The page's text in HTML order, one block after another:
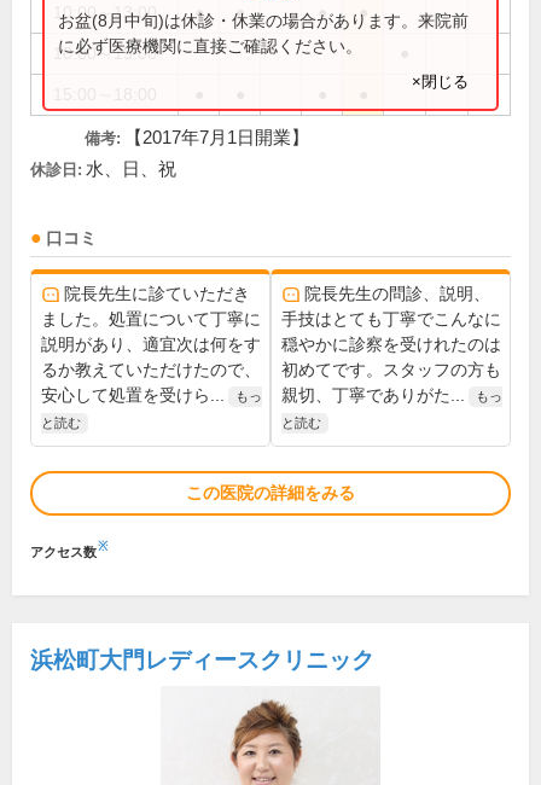
10:00～13:00 ● ● ● ●
10:00～15:00
お盆(8月中旬)は休診・休業の場合があります。来院前
に必ず医療機関に直接ご確認ください。
×閉じる
備考: 【2017年7月1日開業】
休診日: 水、日、祝
口コミ
院長先生に診ていただき
ました。処置について丁寧に
説明があり、適宜次は何をす
るか教えていただけたので、
安心して処置を受けら...
もっ
と読む
院長先生の問診、説明、
手技はとても丁寧でこんなに
穏やかに診察を受けれたのは
初めてです。スタッフの方も
親切、丁寧でありがた...
もっ
と読む
この医院の詳細をみる
アクセス数※
浜松町大門レディースクリニック